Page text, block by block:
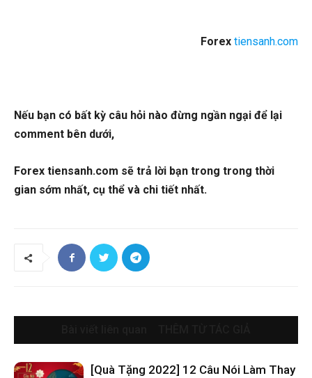
Forex tiensanh.com
Nếu bạn có bất kỳ câu hỏi nào đừng ngần ngại để lại
comment bên dưới,
Forex tiensanh.com sẽ trả lời bạn trong trong thời
gian sớm nhất, cụ thể và chi tiết nhất.
[Quà Tặng 2022] 12 Câu Nói Làm Thay